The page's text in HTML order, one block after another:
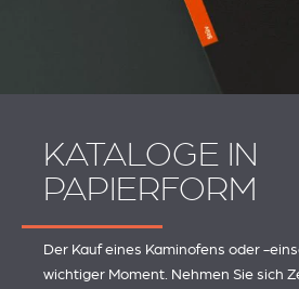
KATALOGE IN
PAPIERFORM
Der Kauf eines Kaminofens oder -
wichtiger Moment. Nehmen Sie sich